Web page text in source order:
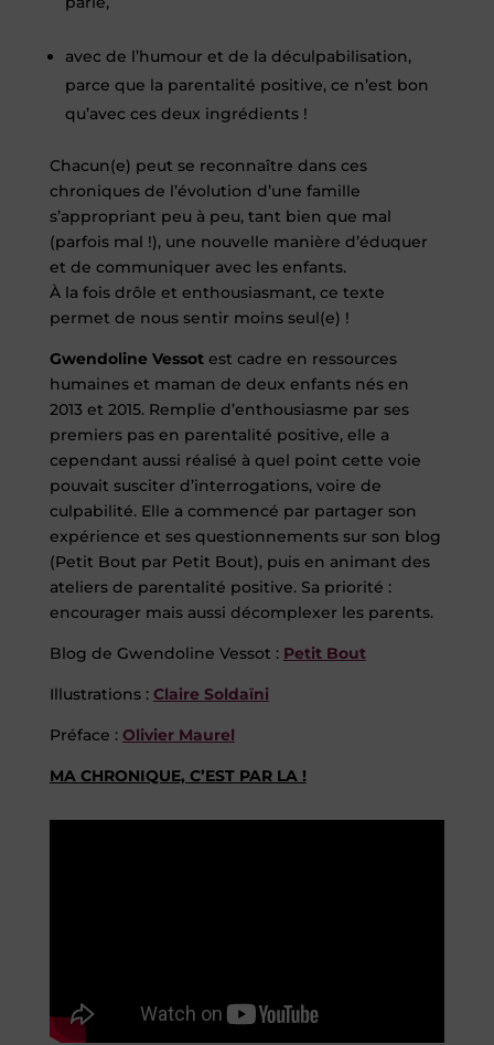
avec de l’humour et de la déculpabilisation,
parce que la parentalité positive, ce n’est bon
qu’avec ces deux ingrédients !
Chacun(e) peut se reconnaître dans ces
chroniques de l’évolution d’une famille
s’appropriant peu à peu, tant bien que mal
(parfois mal !), une nouvelle manière d’éduquer
et de communiquer avec les enfants.
À la fois drôle et enthousiasmant, ce texte
permet de nous sentir moins seul(e) !
Gwendoline Vessotest cadre en ressources
humaines et maman de deux enfants nés en
2013 et 2015. Remplie d’enthousiasme par ses
premiers pas en parentalité positive, elle a
cependant aussi réalisé à quel point cette voie
pouvait susciter d’interrogations, voire de
culpabilité. Elle a commencé par partager son
expérience et ses questionnements sur son blog
(Petit Bout par Petit Bout), puis en animant des
ateliers de parentalité positive. Sa priorité :
encourager mais aussi décomplexer les parents.
Blog de Gwendoline Vessot : Petit Bout
Illustrations : Claire Soldaïni
Préface : Olivier Maurel
MA CHRONIQUE, C’EST PAR LA !